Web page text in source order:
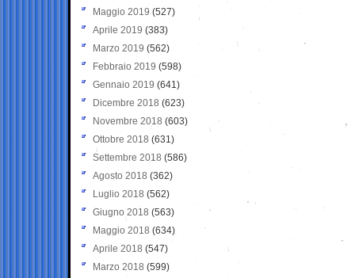
Maggio 2019 (527)
Aprile 2019 (383)
Marzo 2019 (562)
Febbraio 2019 (598)
Gennaio 2019 (641)
Dicembre 2018 (623)
Novembre 2018 (603)
Ottobre 2018 (631)
Settembre 2018 (586)
Agosto 2018 (362)
Luglio 2018 (562)
Giugno 2018 (563)
Maggio 2018 (634)
Aprile 2018 (547)
Marzo 2018 (599)